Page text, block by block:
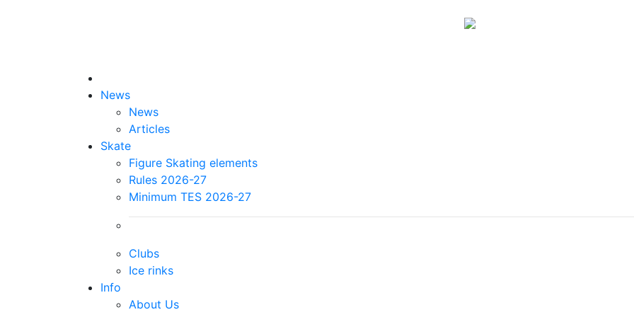
News
News
Articles
Skate
Figure Skating elements
Rules 2026-27
Minimum TES 2026-27
Clubs
Ice rinks
Info
About Us